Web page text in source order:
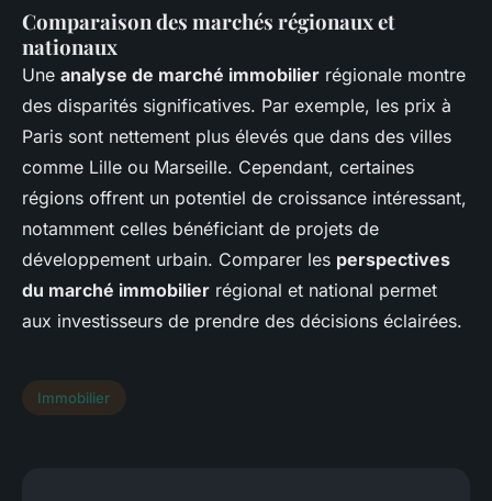
Comparaison des marchés régionaux et
nationaux
Une analyse de marché immobilier régionale montre
des disparités significatives. Par exemple, les prix à
Paris sont nettement plus élevés que dans des villes
comme Lille ou Marseille. Cependant, certaines
régions offrent un potentiel de croissance intéressant,
notamment celles bénéficiant de projets de
développement urbain. Comparer les perspectives
du marché immobilier régional et national permet
aux investisseurs de prendre des décisions éclairées.
Immobilier